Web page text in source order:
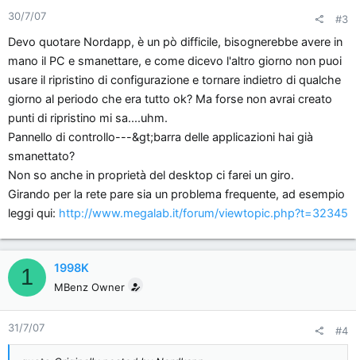
30/7/07 #3
Devo quotare Nordapp, è un pò difficile, bisognerebbe avere in
mano il PC e smanettare, e come dicevo l'altro giorno non puoi
usare il ripristino di configurazione e tornare indietro di qualche
giorno al periodo che era tutto ok? Ma forse non avrai creato
punti di ripristino mi sa....uhm.
Pannello di controllo---&gt;barra delle applicazioni hai già
smanettato?
Non so anche in proprietà del desktop ci farei un giro.
Girando per la rete pare sia un problema frequente, ad esempio
leggi qui: http://www.megalab.it/forum/viewtopic.php?t=32345
1 1998K
MBenz Owner
31/7/07 #4